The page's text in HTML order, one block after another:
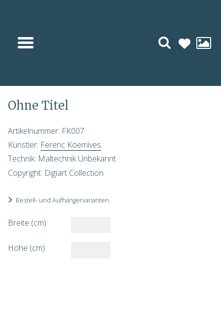
Ohne Titel
Artikelnummer: FK007
Künstler: Ferenc Koemives
Technik: Maltechnik Unbekannt
Copyright: Digiart Collection
Bestell- und Aufhängervarianten
Breite (cm)
Höhe (cm)